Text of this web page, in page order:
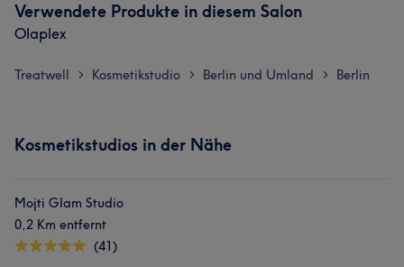
Verwendete Produkte in diesem Salon
Olaplex
Treatwell > Kosmetikstudio > Berlin und Umland > Berlin
Kosmetikstudios in der Nähe
Mojti Glam Studio
0,2 Km entfernt
(41)